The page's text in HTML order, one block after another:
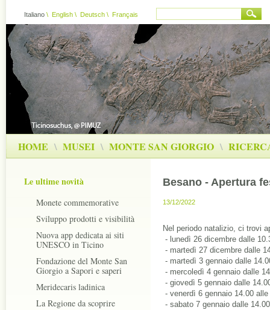
Italiano \ English \ Deutsch \ Français
HOME \ MUSEI \ MONTE SAN GIORGIO \
Le ultime novità
Monete commemorative
Sviluppo prodotti e visibilità
Nuova app dedicata ai siti
UNESCO in Ticino
Fondazione del Monte San
Giorgio a Sapori e saperi
Meridecaris ladinica
La Regione da scoprire
Besano - Apertura
13/12/2022
Nel periodo natalizio, ci trovi
- lunedì 26 dicembre dalle
- martedì 27 dicembre dalle
- martedì 3 gennaio dalle
- mercoledì 4 gennaio dalle
- giovedì 5 gennaio dalle
- venerdì 6 gennaio 14.00 alle
- sabato 7 gennaio dalle